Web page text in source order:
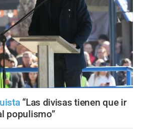
“Las divisas tienen que ir
populismo”